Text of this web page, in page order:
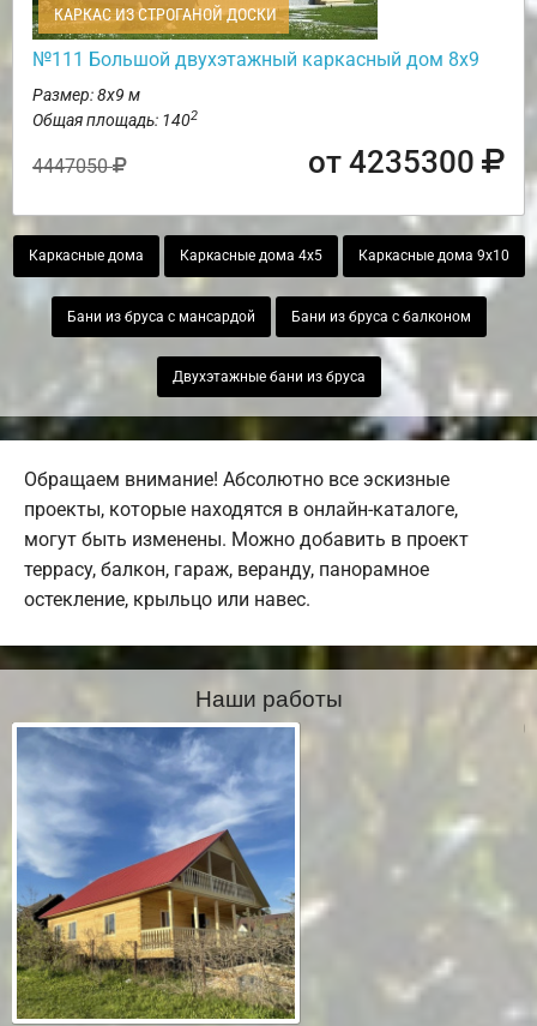
КАРКАС ИЗ СТРОГАНОЙ ДОСКИ
№111 Большой двухэтажный каркасный дом 8х9
Размер: 8х9 м
Общая площадь: 1402
4447050 от 4235300
Каркасные дома Каркасные дома 4х5 Каркасные дома 9х10
Бани из бруса с мансардой Бани из бруса с балконом
Двухэтажные бани из бруса
Обращаем внимание! Абсолютно все эскизные
проекты, которые находятся в онлайн-каталоге,
могут быть изменены. Можно добавить в проект
террасу, балкон, гараж, веранду, панорамное
остекление, крыльцо или навес.
Наши работы